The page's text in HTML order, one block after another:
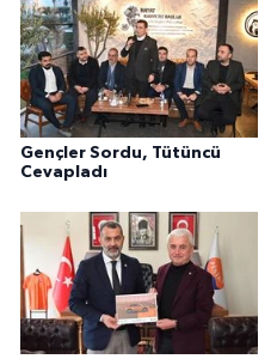
Gençler Sordu, Tütüncü
Cevapladı